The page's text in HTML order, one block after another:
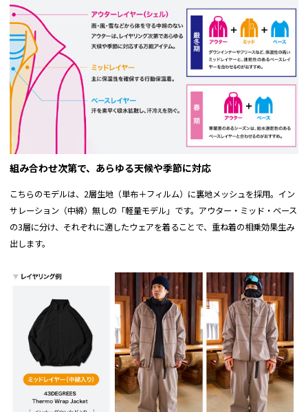
組み合わせ次第で、あらゆる天候や季節に対応
こちらのモデルは、2層生地（単布＋フィルム）に裏地メッシュを採用。イン
サレーション（中綿）無しの「軽量モデル」です。アウター・ミッド・ベース
の3層に分け、それぞれに適したウェアを着ることで、重ね着の相乗効果生み
出します。